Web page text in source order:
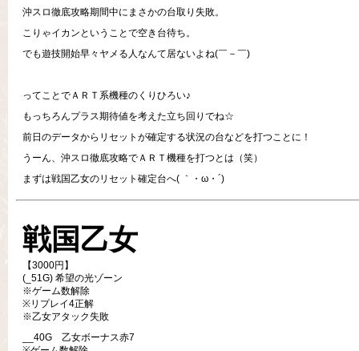
沖スロ徹底攻略期間中にまさかの台取り失敗。
こりゃイカンということで空き台待ち。
でも遊技開始早々ヤメる人なんて居ないよね(￣－￣)
ってことでＡＲＴ系機種のくりひろい♪
もっちろんプラス期待値を考えた立ち回りでね☆
前日のデータからリセットが確定する状況の台などを打つことに！
うーん、沖スロ徹底攻略でＡＲＴ機種を打つとは（笑）
まずは戦国乙女のリセット確定台へ( ｀・ω・´)
戦国乙女
【3000円】
(_51G) 希望の光ゾーン
※ゲーム数解除
※リプレイ4正解
※乙女アタック失敗
__40G 乙女ボーナス赤7